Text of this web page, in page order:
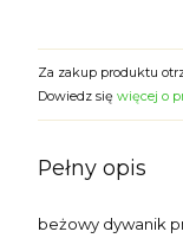
Za zakup produktu
Dowiedz się więcej o
Pełny opis
beżowy dywanik